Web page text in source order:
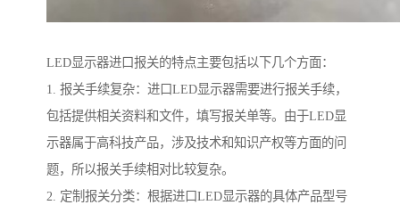
LED显示器进口报关的特点主要包括以下几个方面：
1. 报关手续复杂：进口LED显示器需要进行报关手续，
包括提供相关资料和文件，填写报关单等。由于LED显
示器属于高科技产品，涉及技术和知识产权等方面的问
题，所以报关手续相对比较复杂。
2. 定制报关分类：根据进口LED显示器的具体产品型号